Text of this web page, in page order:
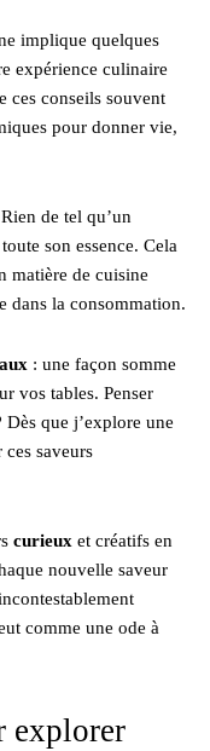
implique quelques
expérience culinaire
ces conseils souvent
pour donner vie,
de tel qu’un
son essence. Cela
matière de cuisine
dans la consommation.
: une façon somme
vos tables. Penser
que j’explore une
saveurs
curieux et créatifs en
nouvelle saveur
comme une ode à
explorer